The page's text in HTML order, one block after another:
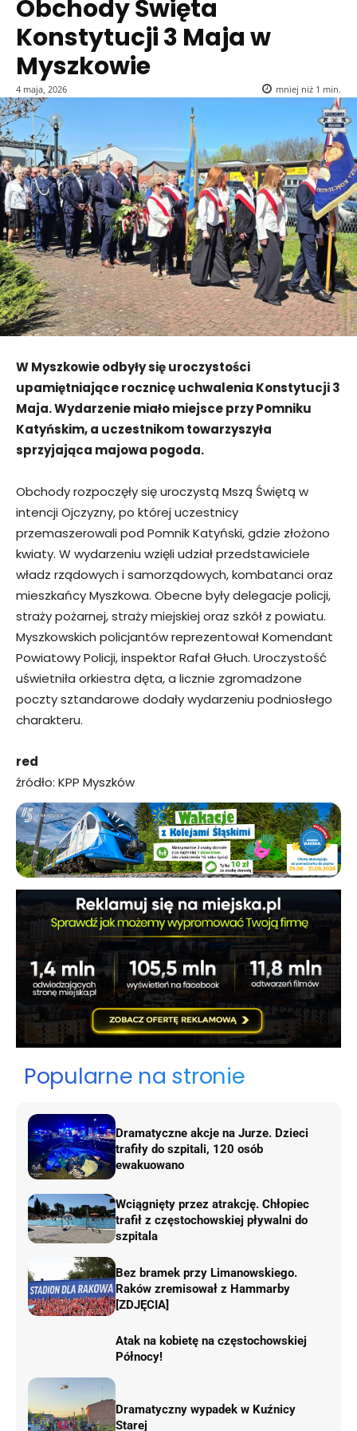
Obchody Święta
Konstytucji 3 Maja w
Myszkowie
4 maja, 2026 mniej niż 1 min.
W Myszkowie odbyły się uroczystości
upamiętniające rocznicę uchwalenia Konstytucji 3
Maja. Wydarzenie miało miejsce przy Pomniku
Katyńskim, a uczestnikom towarzyszyła
sprzyjająca majowa pogoda.
Obchody rozpoczęły się uroczystą Mszą Świętą w
intencji Ojczyzny, po której uczestnicy
przemaszerowali pod Pomnik Katyński, gdzie złożono
kwiaty. W wydarzeniu wzięli udział przedstawiciele
władz rządowych i samorządowych, kombatanci oraz
mieszkańcy Myszkowa. Obecne były delegacje policji,
straży pożarnej, straży miejskiej oraz szkół z powiatu.
Myszkowskich policjantów reprezentował Komendant
Powiatowy Policji, inspektor Rafał Głuch. Uroczystość
uświetniła orkiestra dęta, a licznie zgromadzone
poczty sztandarowe dodały wydarzeniu podniosłego
charakteru.
red
źródło: KPP Myszków
Popularne na stronie
Dramatyczne akcje na Jurze. Dzieci
trafiły do szpitali, 120 osób
ewakuowano
Wciągnięty przez atrakcję. Chłopiec
trafił z częstochowskiej pływalni do
szpitala
Bez bramek przy Limanowskiego.
Raków zremisował z Hammarby
[ZDJĘCIA]
Atak na kobietę na częstochowskiej
Północy!
Dramatyczny wypadek w Kuźnicy
Starej